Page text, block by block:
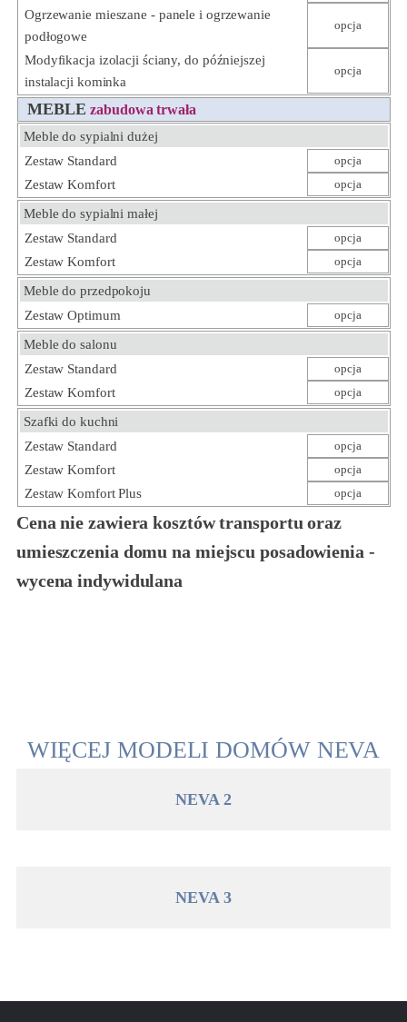
Ogrzewanie mieszane - panele i ogrzewanie
podłogowe
opcja
Modyfikacja izolacji ściany, do późniejszej
instalacji kominka
opcja
MEBLEzabudowa trwała
Meble do sypialni dużej
Zestaw Standard
opcja
Zestaw Komfort opcja
Meble do sypialni małej
Zestaw Standard
opcja
Zestaw Komfort opcja
Meble do przedpokoju
Zestaw Optimum
opcja
Meble do salonu
Zestaw Standard
opcja
Zestaw Komfort opcja
Szafki do kuchni
Zestaw Standard
opcja
Zestaw Komfort opcja
Zestaw Komfort Plus opcja
Cena nie zawiera kosztów transportu oraz
umieszczenia domu na miejscu posadowienia -
wycena indywidulana
WIĘCEJ MODELI DOMÓW NEVA
NEVA 2
NEVA 3